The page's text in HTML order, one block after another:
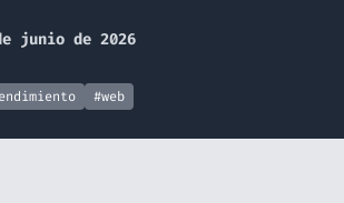
junio de 2026
#web